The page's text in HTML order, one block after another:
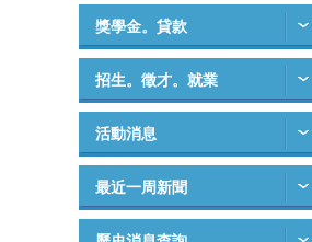
獎學金。貸款
招生。徵才。就業
活動消息
最近一周新聞